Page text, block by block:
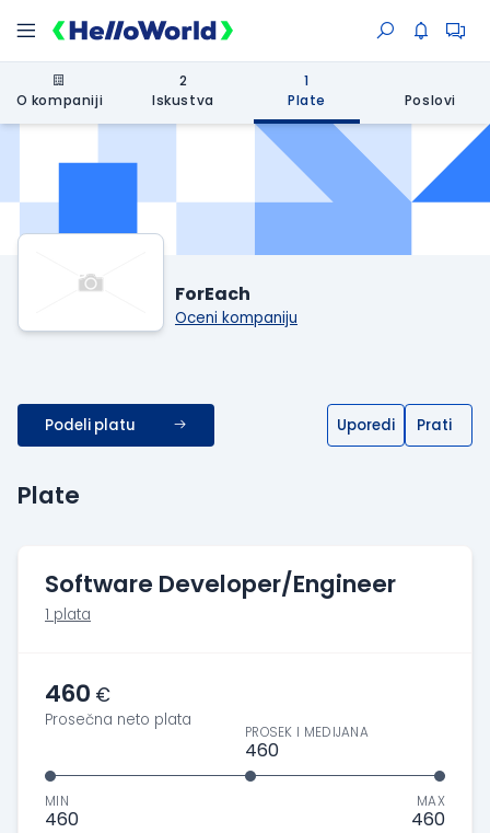
O kompaniji
2
Iskustva
1
Plate
Poslovi
ForEach
Oceni kompaniju
Podeli platu Uporedi Prati
Plate
Software Developer/Engineer
1 plata
460 €
Prosečna neto plata
MIN
460
PROSEK I MEDIJANA
460
MAX
460